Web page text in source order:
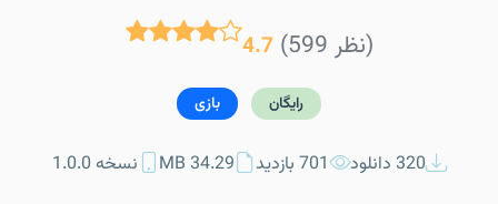
4.7 (599 نظر)
رایگان بازی
320 دانلود 701 بازدید 34.29 MB نسخه 1.0.0